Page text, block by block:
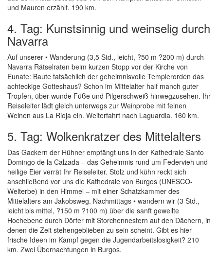
und Mauren erzählt. 190 km.
4. Tag: Kunstsinnig und weinselig durch
Navarra
Auf unserer • Wanderung (3,5 Std., leicht, ?50 m ?200 m) durch
Navarra Rätselraten beim kurzen Stopp vor der Kirche von
Eunate: Baute tatsächlich der geheimnisvolle Templerorden das
achteckige Gotteshaus? Schon im Mittelalter half manch guter
Tropfen, über wunde Füße und Pilgerschweiß hinwegzusehen. Ihr
Reiseleiter lädt gleich unterwegs zur Weinprobe mit feinen
Weinen aus La Rioja ein. Weiterfahrt nach Laguardia. 160 km.
5. Tag: Wolkenkratzer des Mittelalters
Das Gackern der Hühner empfängt uns in der Kathedrale Santo
Domingo de la Calzada – das Geheimnis rund um Federvieh und
heilige Eier verrät Ihr Reiseleiter. Stolz und kühn reckt sich
anschließend vor uns die Kathedrale von Burgos (UNESCO-
Welterbe) in den Himmel – mit einer Schatzkammer des
Mittelalters am Jakobsweg. Nachmittags • wandern wir (3 Std.,
leicht bis mittel, ?150 m ?100 m) über die sanft gewellte
Hochebene durch Dörfer mit Storchennestern auf den Dächern, in
denen die Zeit stehengeblieben zu sein scheint. Gibt es hier
frische Ideen im Kampf gegen die Jugendarbeitslosigkeit? 210
km. Zwei Übernachtungen in Burgos.